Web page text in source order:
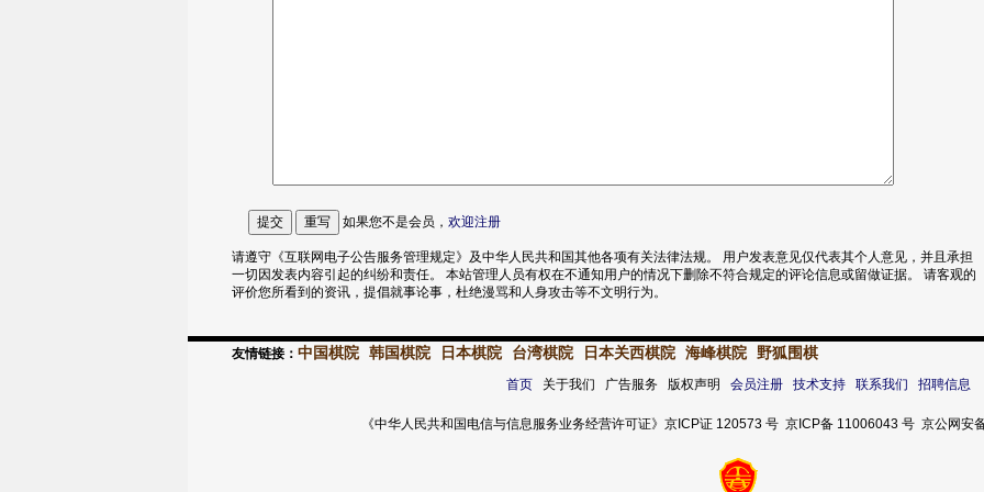
如果您不是会员， 欢迎注册
请遵守《互联网电子公告服务管理规定》及中华人民共和国其他各项有关法律法规。 用户发表意见仅代表其个人意见，并且承担
一切因发表内容引起的纠纷和责任。 本站管理人员有权在不通知用户的情况下删除不符合规定的评论信息或留做证据。 请客观的
评价您所看到的资讯，提倡就事论事，杜绝漫骂和人身攻击等不文明行为。
友情链接： 中国棋院 韩国棋院 日本棋院 台湾棋院 日本关西棋院 海峰棋院 野狐围棋
首页关于我们 广告服务 版权声明 会员注册 技术支持 联系我们 招聘信息
《中华人民共和国电信与信息服务业务经营许可证》京ICP证 120573 号 京ICP备 11006043 号 京公网安